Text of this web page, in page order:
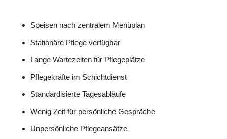
Speisen nach zentralem Menüplan
Stationäre Pflege verfügbar
Lange Wartezeiten für Pflegeplätze
Pflegekräfte im Schichtdienst
Standardisierte Tagesabläufe
Wenig Zeit für persönliche Gespräche
Unpersönliche Pflegeansätze